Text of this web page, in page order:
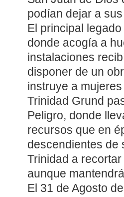
podían dejar a
El principal
donde acogía a
instalaciones
disponer de un
instruye a
Trinidad Grund
Peligro, donde
recursos que en
descendientes de
Trinidad a
aunque
El 31 de Agosto